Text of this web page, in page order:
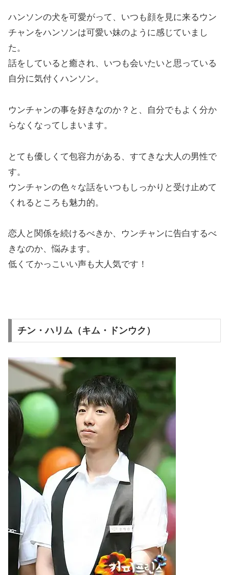
ハンソンの犬を可愛がって、いつも顔を見に来るウン
チャンをハンソンは可愛い妹のように感じていまし
た。
話をしていると癒され、いつも会いたいと思っている
自分に気付くハンソン。
ウンチャンの事を好きなのか？と、自分でもよく分か
らなくなってしまいます。
とても優しくて包容力がある、すてきな大人の男性で
す。
ウンチャンの色々な話をいつもしっかりと受け止めて
くれるところも魅力的。
恋人と関係を続けるべきか、ウンチャンに告白するべ
きなのか、悩みます。
低くてかっこいい声も大人気です！
チン・ハリム（キム・ドンウク）